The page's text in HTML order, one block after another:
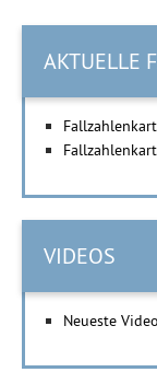
AKTUELLE
VIDEOS
Neueste